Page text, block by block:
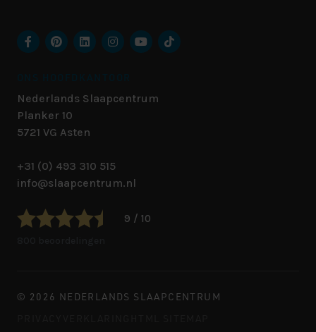
Nederlands Slaapcentrum
Planker 10
5721 VG Asten
+31 (0) 493 310 515
info@slaapcentrum.nl
9 / 10
© 2026 NEDERLANDS SLAAPCENTRUM